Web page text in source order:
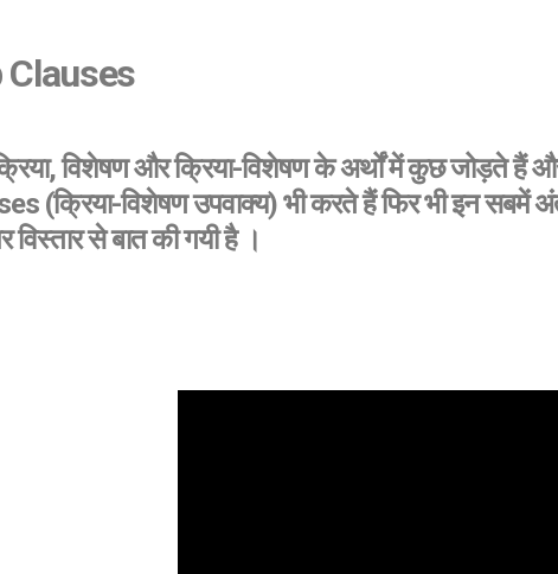
विशेषण और क्रिया-विशेषण के अर्थों में कुछ जोड़ते हैं
(क्रिया-विशेषण उपवाक्य) भी करते हैं फिर भी इन सबमें
से बात की गयी है ।